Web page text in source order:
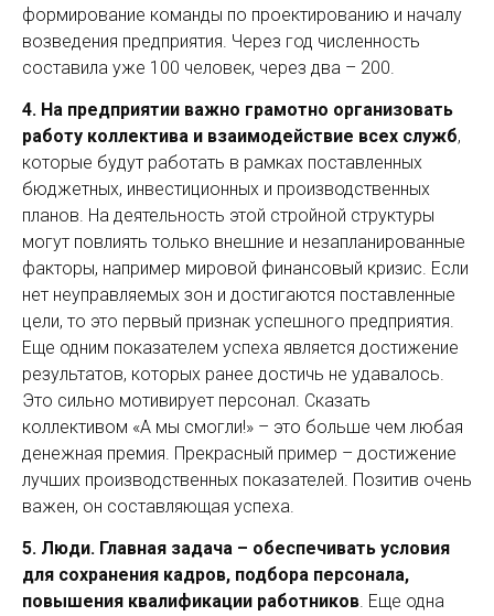
формирование команды по проектированию и началу
возведения предприятия. Через год численность
составила уже 100 человек, через два – 200.
4. На предприятии важно грамотно организовать
работу коллектива и взаимодействие всех служб,
которые будут работать в рамках поставленных
бюджетных, инвестиционных и производственных
планов. На деятельность этой стройной структуры
могут повлиять только внешние и незапланированные
факторы, например мировой финансовый кризис. Если
нет неуправляемых зон и достигаются поставленные
цели, то это первый признак успешного предприятия.
Еще одним показателем успеха является достижение
результатов, которых ранее достичь не удавалось.
Это сильно мотивирует персонал. Сказать
коллективом «А мы смогли!» – это больше чем любая
денежная премия. Прекрасный пример – достижение
лучших производственных показателей. Позитив очень
важен, он составляющая успеха.
5. Люди. Главная задача – обеспечивать условия
для сохранения кадров, подбора персонала,
повышения квалификации работников. Еще одна